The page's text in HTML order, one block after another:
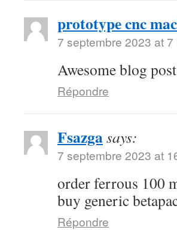
prototype cnc
7 septembre 2023 at 7
Awesome blog
Répondre
Fsazgasays:
7 septembre 2023 at
order ferrous 100
buy generic
Répondre